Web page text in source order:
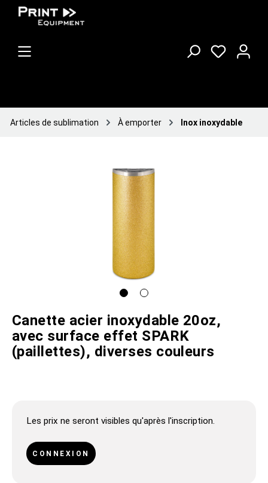
Articles de sublimation À emporter Inox inoxydable
Canette acier inoxydable 20oz,
avec surface effet SPARK
(paillettes), diverses couleurs
Les prix ne seront visibles qu'après l'inscription.
CONNEXION